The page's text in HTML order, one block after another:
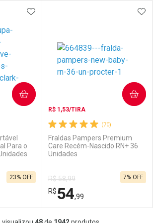
Laboratório
Comprar sem Desconto
Por R$ 52,89/cada
Por Menos
Comprar sem Desconto
Por R$ 52,89/cada
Para o
23% OFF
ADICIONAR AOS FAVORITOS
FECHAR
FECHAR
(70)
R$ 1,53/TIRA
Fraldas Pampers Premium
Care Recém-Nascido RN+ 36
Unidades
R$ 58,99
R$54,99
7% OFF
COMPRAR